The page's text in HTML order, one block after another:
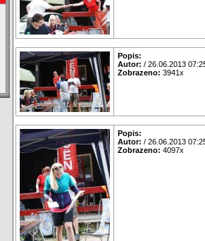
Popis:
Autor: / 26.06.2013
Zobrazeno: 3941x
Popis:
Autor: / 26.06.2013
Zobrazeno: 4097x